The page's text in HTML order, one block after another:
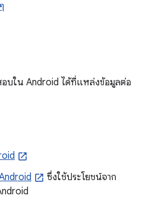
อบใน Android ได้ที่แหล่งข้อมูลต่อ
ซึ่งใช้ประโยชน์จาก